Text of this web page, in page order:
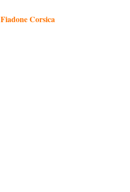
Fiadone Corsica